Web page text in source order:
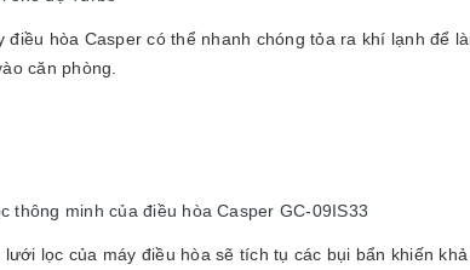
điều hòa Casper có thể nhanh chóng tỏa ra khí lạnh để
căn phòng.
thông minh của điều hòa Casper GC-09IS33
lọc của máy điều hòa sẽ tích tụ các bụi bẩn khiến